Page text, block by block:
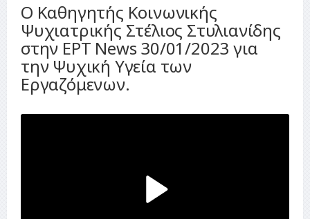
Ο Καθηγητής Κοινωνικής
Ψυχιατρικής Στέλιος Στυλιανίδης
στην ΕΡΤ News 30/01/2023 για
την Ψυχική Υγεία των
Εργαζόμενων.
Play